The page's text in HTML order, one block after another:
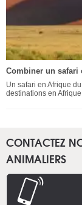
Combiner un safari
Un safari en Afrique
destinations en
CONTACTEZ
ANIMALIERS